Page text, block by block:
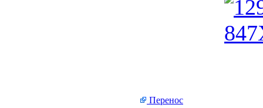
Перенос